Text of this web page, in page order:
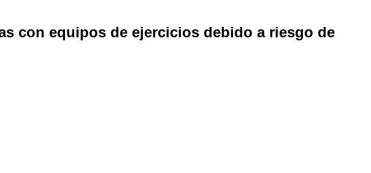
con equipos de ejercicios debido a riesgo de